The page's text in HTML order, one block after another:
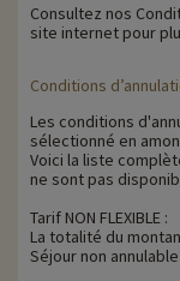
Consultez nos
site internet pour
Conditions
Les conditions
sélectionné en
Voici la liste
ne sont pas
Tarif NON FLEXIBLE :
La totalité du
Séjour non